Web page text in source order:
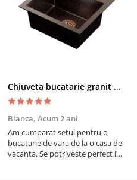
Chiuveta bucatarie granit cu finisaj negru perlat/cupru Steingran Art Copper cu dozator si baterie Quadron
Bianca, Acum 2 ani
Am cumparat setul pentru o
bucatarie de vara de la o casa de
vacanta. Se potriveste perfect in